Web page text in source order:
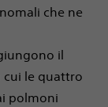
che ne
il
le quattro
polmoni